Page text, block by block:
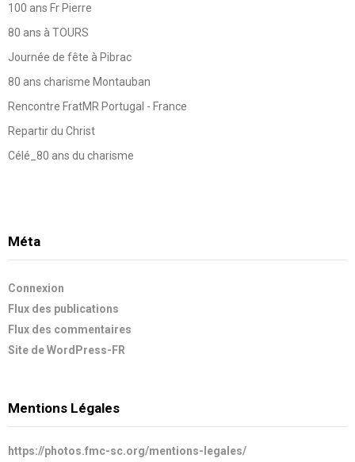
100 ans Fr Pierre
80 ans à TOURS
Journée de fête à Pibrac
80 ans charisme Montauban
Rencontre FratMR Portugal - France
Repartir du Christ
Célé_80 ans du charisme
Méta
Connexion
Flux des publications
Flux des commentaires
Site de WordPress-FR
Mentions Légales
https://photos.fmc-sc.org/mentions-legales/